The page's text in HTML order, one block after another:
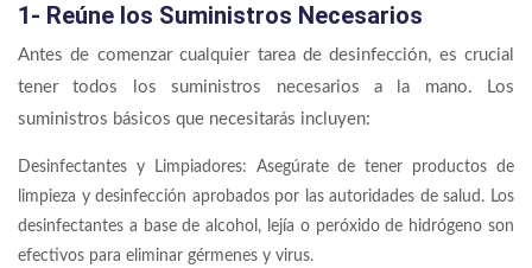
1- Reúne los Suministros Necesarios
Antes de comenzar cualquier tarea de desinfección, es crucial
tener todos los suministros necesarios a la mano. Los
suministros básicos que necesitarás incluyen:
Desinfectantes y Limpiadores: Asegúrate de tener productos de
limpieza y desinfección aprobados por las autoridades de salud. Los
desinfectantes a base de alcohol, lejía o peróxido de hidrógeno son
efectivos para eliminar gérmenes y virus.